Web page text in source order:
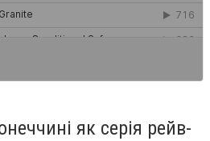
як серія рейв-